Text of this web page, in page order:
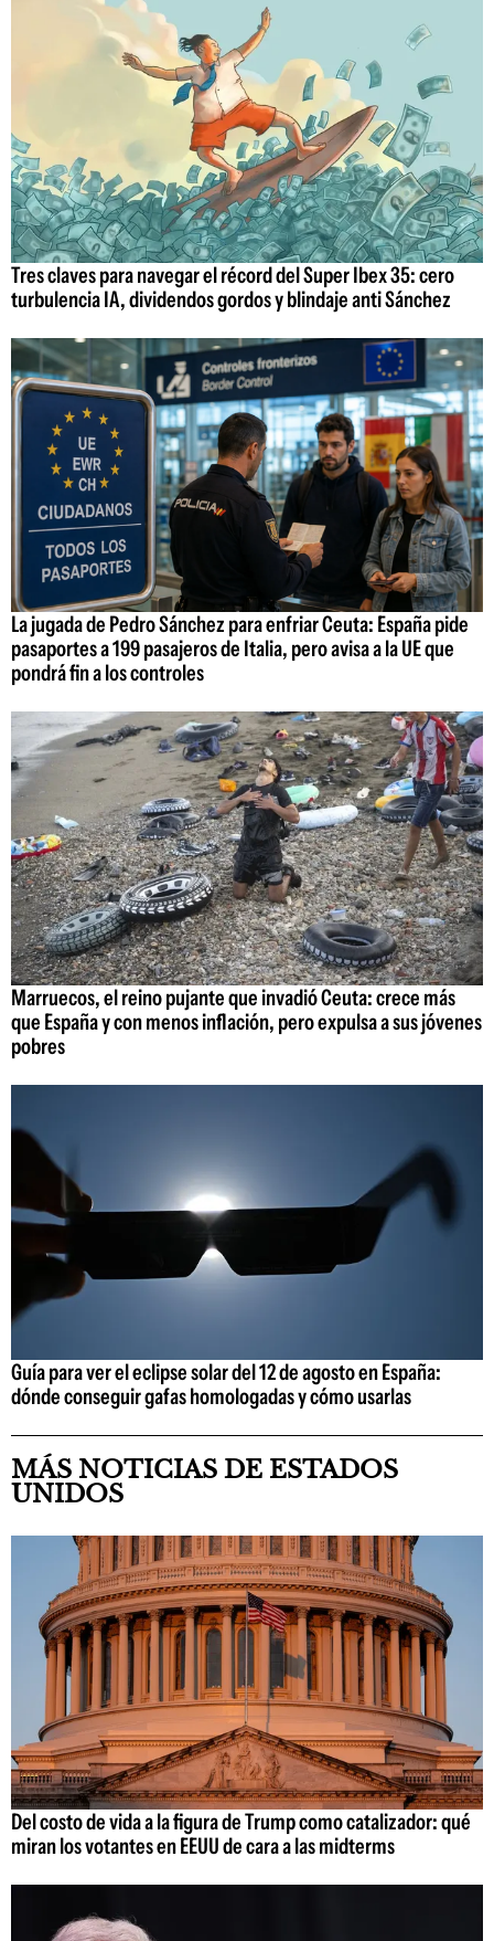
Tres claves para navegar el récord del Super Ibex 35: cero
turbulencia IA, dividendos gordos y blindaje anti Sánchez
La jugada de Pedro Sánchez para enfriar Ceuta: España pide
pasaportes a 199 pasajeros de Italia, pero avisa a la UE que
pondrá fin a los controles
Marruecos, el reino pujante que invadió Ceuta: crece más
que España y con menos inflación, pero expulsa a sus jóvenes
pobres
Guía para ver el eclipse solar del 12 de agosto en España:
dónde conseguir gafas homologadas y cómo usarlas
MÁS NOTICIAS DE ESTADOS
UNIDOS
Del costo de vida a la figura de Trump como catalizador: qué
miran los votantes en EEUU de cara a las midterms